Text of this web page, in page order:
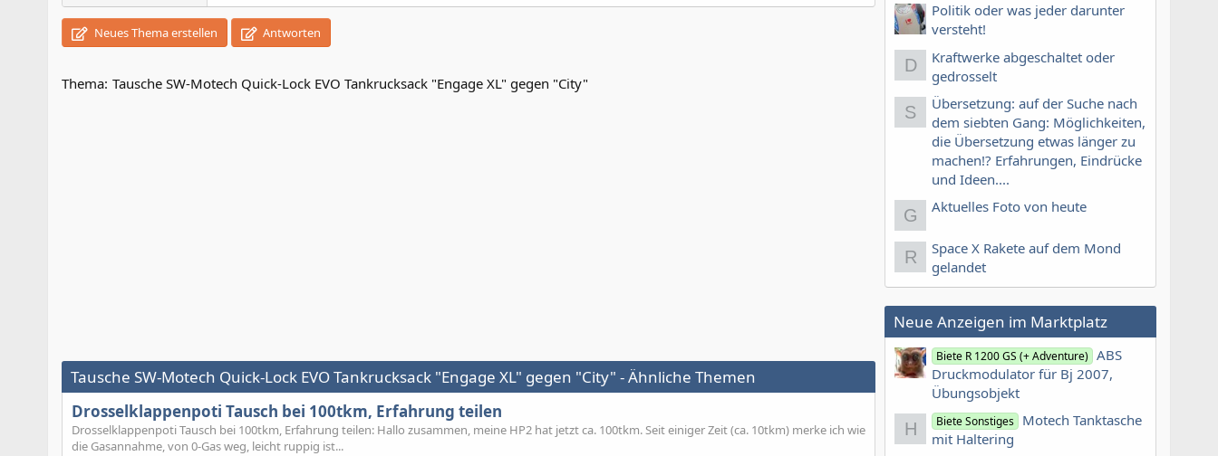
Neues Thema erstellen Antworten
Thema: Tausche SW-Motech Quick-Lock EVO Tankrucksack "Engage XL" gegen "City"
Tausche SW-Motech Quick-Lock EVO Tankrucksack "Engage XL" gegen "City" - Ähnliche Themen
Drosselklappenpoti Tausch bei 100tkm, Erfahrung teilen
Drosselklappenpoti Tausch bei 100tkm, Erfahrung teilen: Hallo zusammen, meine HP2 hat jetzt ca. 100tkm. Seit einiger Zeit (ca. 10tkm) merke ich wie
die Gasannahme, von 0-Gas weg, leicht ruppig ist...
Politik oder was jeder darunter
versteht!
D
Kraftwerke abgeschaltet oder
gedrosselt
S
Übersetzung: auf der Suche nach
dem siebten Gang: Möglichkeiten,
die Übersetzung etwas länger zu
machen!? Erfahrungen, Eindrücke
und Ideen....
G Aktuelles Foto von heute
R
Space X Rakete auf dem Mond
gelandet
Neue Anzeigen im Marktplatz
Biete R 1200 GS (+ Adventure) ABS
Druckmodulator für Bj 2007,
Übungsobjekt
H Biete Sonstiges Motech Tanktasche
mit Haltering